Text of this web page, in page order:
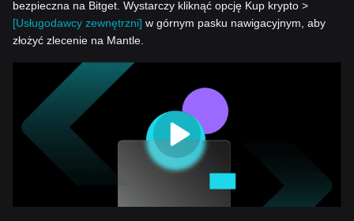
bezpieczna na Bitget. Wystarczy kliknąć opcję Kup krypto >
[Usługodawcy zewnętrzni] w górnym pasku nawigacyjnym, aby
złożyć zlecenie na Mantle.